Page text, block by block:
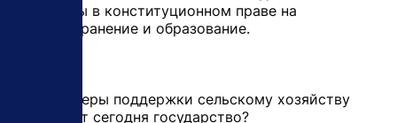
ущемлены в конституционном праве на
здравоохранение и образование.
- Какие меры поддержки сельскому хозяйству
оказывает сегодня государство?